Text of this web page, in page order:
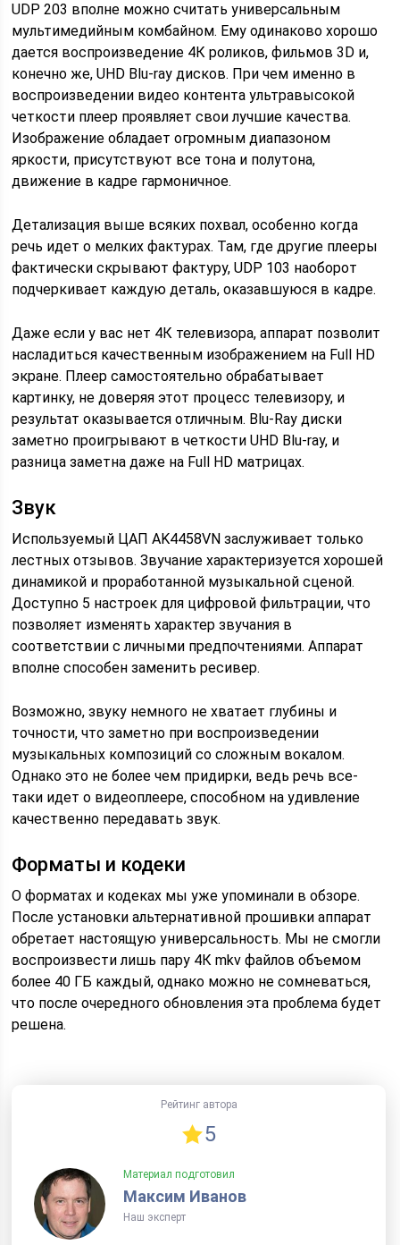
UDP 203 вполне можно считать универсальным
мультимедийным комбайном. Ему одинаково хорошо
дается воспроизведение 4К роликов, фильмов 3D и,
конечно же, UHD Blu-ray дисков. При чем именно в
воспроизведении видео контента ультравысокой
четкости плеер проявляет свои лучшие качества.
Изображение обладает огромным диапазоном
яркости, присутствуют все тона и полутона,
движение в кадре гармоничное.
Детализация выше всяких похвал, особенно когда
речь идет о мелких фактурах. Там, где другие плееры
фактически скрывают фактуру, UDP 103 наоборот
подчеркивает каждую деталь, оказавшуюся в кадре.
Даже если у вас нет 4К телевизора, аппарат позволит
насладиться качественным изображением на Full HD
экране. Плеер самостоятельно обрабатывает
картинку, не доверяя этот процесс телевизору, и
результат оказывается отличным. Blu-Ray диски
заметно проигрывают в четкости UHD Blu-ray, и
разница заметна даже на Full HD матрицах.
Звук
Используемый ЦАП AK4458VN заслуживает только
лестных отзывов. Звучание характеризуется хорошей
динамикой и проработанной музыкальной сценой.
Доступно 5 настроек для цифровой фильтрации, что
позволяет изменять характер звучания в
соответствии с личными предпочтениями. Аппарат
вполне способен заменить ресивер.
Возможно, звуку немного не хватает глубины и
точности, что заметно при воспроизведении
музыкальных композиций со сложным вокалом.
Однако это не более чем придирки, ведь речь все-
таки идет о видеоплеере, способном на удивление
качественно передавать звук.
Форматы и кодеки
О форматах и кодеках мы уже упоминали в обзоре.
После установки альтернативной прошивки аппарат
обретает настоящую универсальность. Мы не смогли
воспроизвести лишь пару 4К mkv файлов объемом
более 40 ГБ каждый, однако можно не сомневаться,
что после очередного обновления эта проблема будет
решена.
Рейтинг автора
5
Материал подготовил
Максим Иванов
Наш эксперт